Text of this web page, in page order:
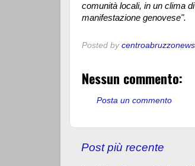
comunità locali, in un clima
manifestazione genovese".
Posted by centroabruzzonews
Nessun commento:
Posta un commento
Post più recente